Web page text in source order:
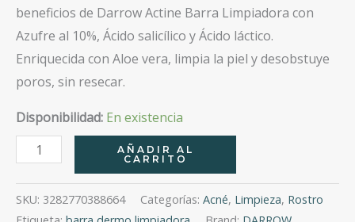
beneficios de Darrow Actine Barra Limpiadora con
Azufre al 10%, Ácido salicílico y Ácido láctico.
Enriquecida con Aloe vera, limpia la piel y desobstuye
poros, sin resecar.
Disponibilidad: En existencia
Darrow
Actine
Barra
70G
AÑADIR AL
CARRITO
SKU: 3282770388664 Categorías: Acné, Limpieza, Rostro